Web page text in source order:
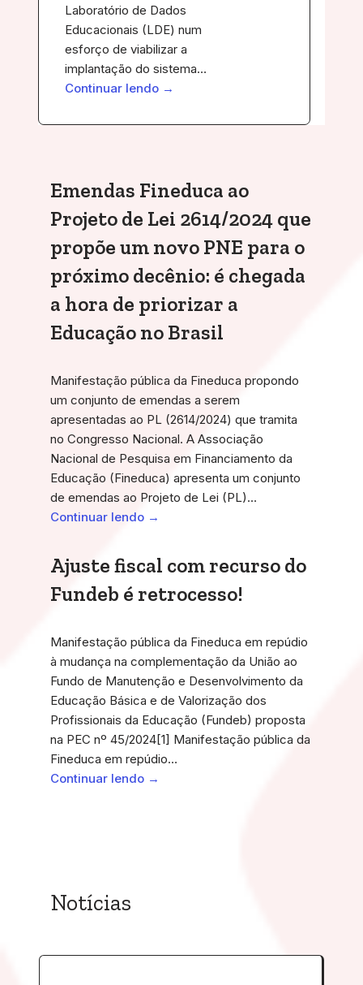
Laboratório de Dados
Educacionais (LDE) num
esforço de viabilizar a
implantação do sistema…
Continuar lendo →
Emendas Fineduca ao
Projeto de Lei 2614/2024 que
propõe um novo PNE para o
próximo decênio: é chegada
a hora de priorizar a
Educação no Brasil
Manifestação pública da Fineduca propondo
um conjunto de emendas a serem
apresentadas ao PL (2614/2024) que tramita
no Congresso Nacional. A Associação
Nacional de Pesquisa em Financiamento da
Educação (Fineduca) apresenta um conjunto
de emendas ao Projeto de Lei (PL)…
Continuar lendo →
Ajuste fiscal com recurso do
Fundeb é retrocesso!
Manifestação pública da Fineduca em repúdio
à mudança na complementação da União ao
Fundo de Manutenção e Desenvolvimento da
Educação Básica e de Valorização dos
Profissionais da Educação (Fundeb) proposta
na PEC nº 45/2024[1] Manifestação pública da
Fineduca em repúdio…
Continuar lendo →
Notícias